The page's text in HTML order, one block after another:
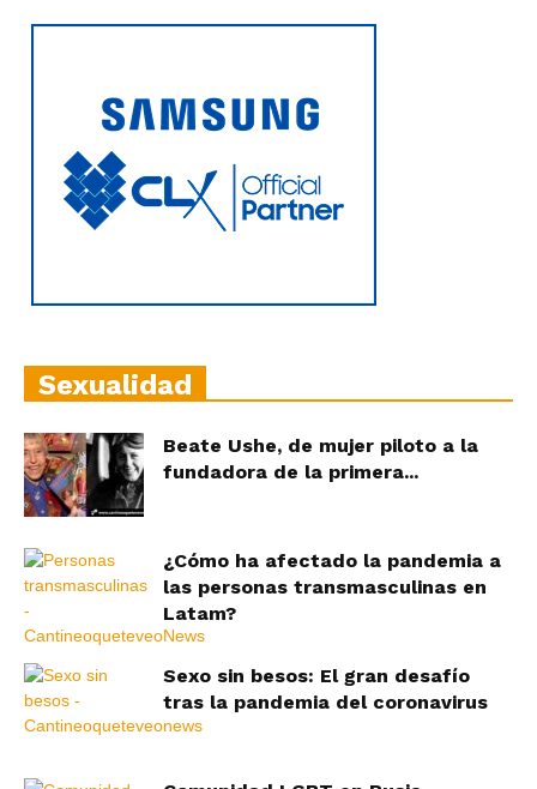
Sexualidad
Beate Ushe, de mujer piloto a la
fundadora de la primera...
¿Cómo ha afectado la pandemia a
las personas transmasculinas en
Latam?
Sexo sin besos: El gran desafío
tras la pandemia del coronavirus